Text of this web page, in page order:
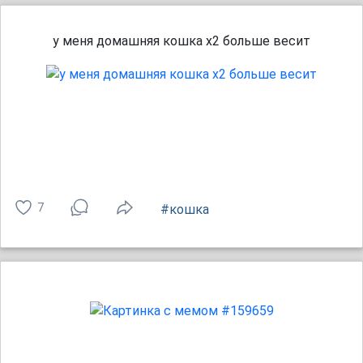
у меня домашняя кошка х2 больше весит
7 #кошка